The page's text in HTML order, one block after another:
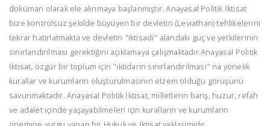
doküman olarak ele alınmaya başlanmıştır. Anayasal Politik İktisat
bize kontrolsüz şekilde büyüyen bir devletin (Leviathan) tehlikelerini
tekrar hatırlatmakta ve devletin "iktisadi" alandaki güç ve yetkilerinin
sınırlandırılması gerektiğini açıklamaya çalışmaktadır.Anayasal Politik
İktisat, özgür bir toplum için "iktidarın sınırlandırılması" na yönelik
kurallar ve kurumların oluşturulmasının elzem olduğu görüşünü
savunmaktadır. Anayasal Politik İktisat, milletlerin barış, huzur, refah
ve adalet içinde yaşayabilmeleri için kuralların ve kurumların